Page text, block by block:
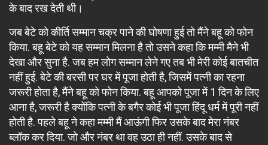
के बाद रख देती थी।
जब बेटे को कीर्ति सम्मान चक्र पाने की घोषणा हुई तो मैंने बहू को फोन
किया. बहू बेटे को यह सम्मान मिलना है तो उसने कहा कि मम्मी मैने भी
देखा और सुना है. जब हम लोग सम्मान लेने गए तब भी मेरी कोई बातचीत
नहीं हुई. बेटे की बरसी पर घर में पूजा होती है, जिसमें पत्नी का रहना
जरूरी होता है, मैंने बहू को फोन किया. बहू आपको पूजा में 1 दिन के लिए
आना है, जरूरी है क्योंकि पत्नी के बगैर कोई भी पूजा हिंदू धर्म में पूरी नहीं
होती है. पहले बहू ने कहा मम्मी मैं आऊंगी फिर उसके बाद मेरा नंबर
ब्लॉक कर दिया. जो और नंबर था वह उठा ही नहीं. उसके बाद से